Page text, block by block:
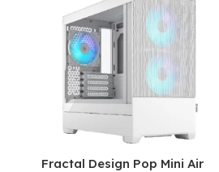
Fractal Design Pop Mini Air